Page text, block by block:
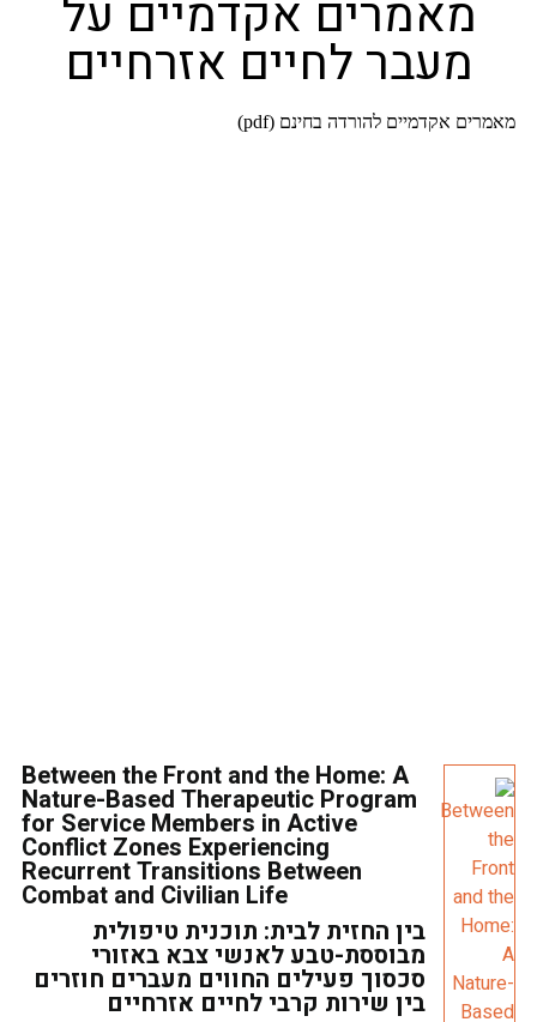
מאמרים אקדמיים על
מעבר לחיים אזרחיים
מאמרים אקדמיים להורדה בחינם (pdf)
Between the Front and the Home: A
Nature-Based Therapeutic Program
for Service Members in Active
Conflict Zones Experiencing
Recurrent Transitions Between
Combat and Civilian Life
בין החזית לבית: תוכנית טיפולית
מבוססת-טבע לאנשי צבא באזורי
סכסוך פעילים החווים מעברים חוזרים
בין שירות קרבי לחיים אזרחיים